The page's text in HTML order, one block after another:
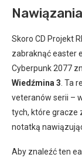
Skoro CD Projekt
zabraknąć easter
Cyberpunk 2077
Wiedźmina 3 . Ta
veteranów serii –
tych, które gracze
notatką
Aby znaleźć ten